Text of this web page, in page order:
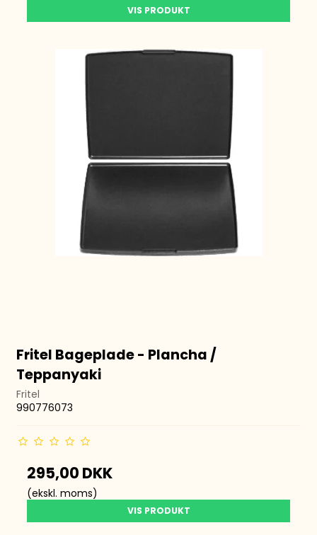
VIS PRODUKT
Fritel Bageplade - Plancha /
Teppanyaki
Fritel
990776073
295,00 DKK
(ekskl. moms)
VIS PRODUKT